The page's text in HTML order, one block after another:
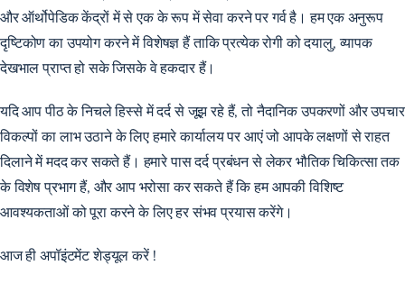
और ऑर्थोपेडिक केंद्रों में से एक के रूप में सेवा करने पर गर्व है। हम एक अनुरूप
दृष्टिकोण का उपयोग करने में विशेषज्ञ हैं ताकि प्रत्येक रोगी को दयालु, व्यापक
देखभाल प्राप्त हो सके जिसके वे हकदार हैं।
यदि आप पीठ के निचले हिस्से में दर्द से जूझ रहे हैं, तो नैदानिक ​​उपकरणों और उपचार
विकल्पों का लाभ उठाने के लिए हमारे कार्यालय पर आएं जो आपके लक्षणों से राहत
दिलाने में मदद कर सकते हैं। हमारे पास दर्द प्रबंधन से लेकर भौतिक चिकित्सा तक
के विशेष प्रभाग हैं, और आप भरोसा कर सकते हैं कि हम आपकी विशिष्ट
आवश्यकताओं को पूरा करने के लिए हर संभव प्रयास करेंगे।
आज हीअपॉइंटमेंट शेड्यूल करें!